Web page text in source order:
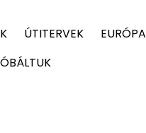
ÚTITERVEK EURÓPA